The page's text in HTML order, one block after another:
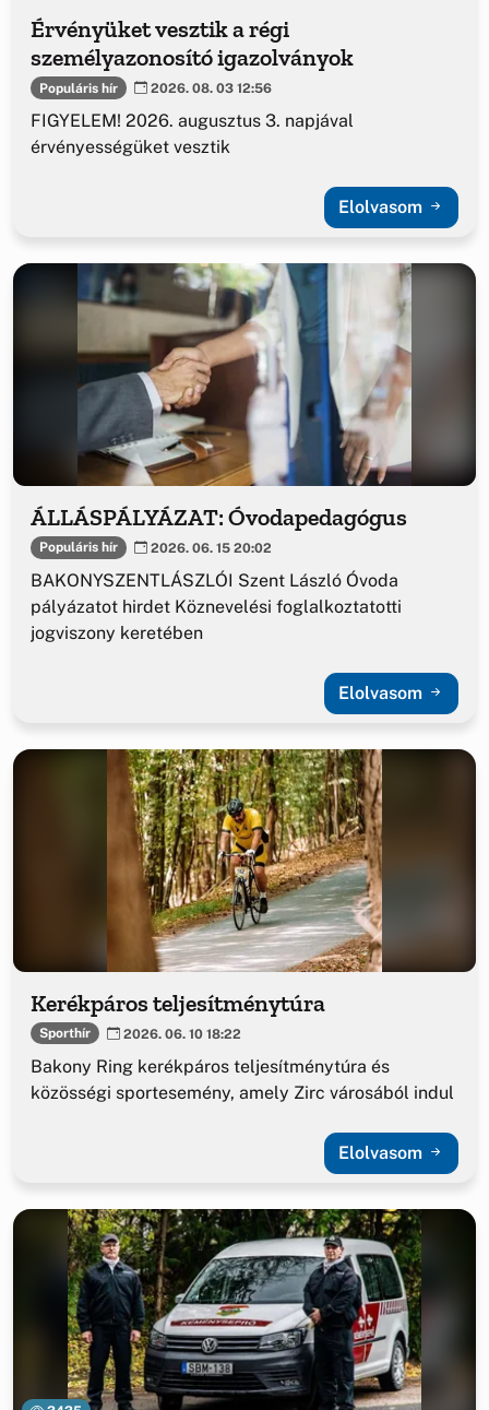
Érvényüket vesztik a régi
személyazonosító igazolványok
Populáris hír 2026. 08. 03 12:56
FIGYELEM! 2026. augusztus 3. napjával
érvényességüket vesztik
Elolvasom
ÁLLÁSPÁLYÁZAT: Óvodapedagógus
Populáris hír 2026. 06. 15 20:02
BAKONYSZENTLÁSZLÓI Szent László Óvoda
pályázatot hirdet Köznevelési foglalkoztatotti
jogviszony keretében
Elolvasom
Kerékpáros teljesítménytúra
Sporthír 2026. 06. 10 18:22
Bakony Ring kerékpáros teljesítménytúra és
közösségi sportesemény, amely Zirc városából indul
Elolvasom